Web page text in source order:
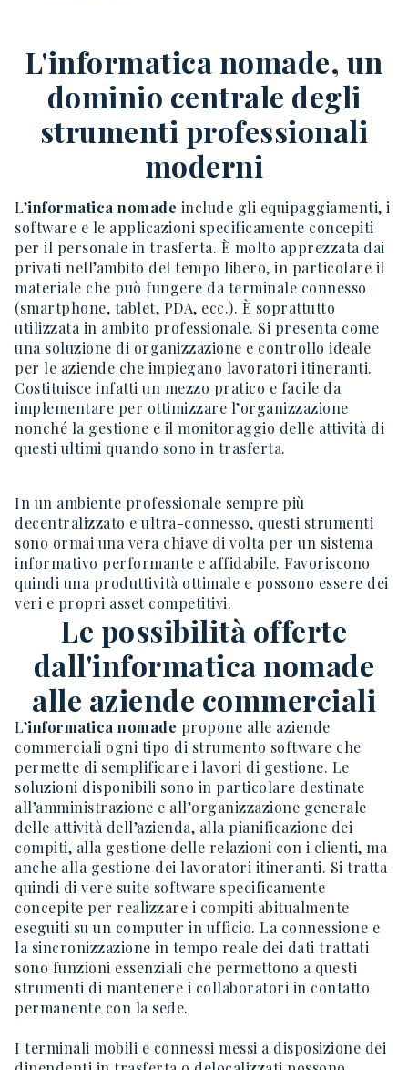
L'informatica nomade, un
dominio centrale degli
strumenti professionali
moderni
L’informatica nomade include gli equipaggiamenti, i
software e le applicazioni specificamente concepiti
per il personale in trasferta. È molto apprezzata dai
privati nell’ambito del tempo libero, in particolare il
materiale che può fungere da terminale connesso
(smartphone, tablet, PDA, ecc.). È soprattutto
utilizzata in ambito professionale. Si presenta come
una soluzione di organizzazione e controllo ideale
per le aziende che impiegano lavoratori itineranti.
Costituisce infatti un mezzo pratico e facile da
implementare per ottimizzare l’organizzazione
nonché la gestione e il monitoraggio delle attività di
questi ultimi quando sono in trasferta.
In un ambiente professionale sempre più
decentralizzato e ultra-connesso, questi strumenti
sono ormai una vera chiave di volta per un sistema
informativo performante e affidabile. Favoriscono
quindi una produttività ottimale e possono essere dei
veri e propri asset competitivi.
Le possibilità offerte
dall'informatica nomade
alle aziende commerciali
L’informatica nomade propone alle aziende
commerciali ogni tipo di strumento software che
permette di semplificare i lavori di gestione. Le
soluzioni disponibili sono in particolare destinate
all’amministrazione e all’organizzazione generale
delle attività dell’azienda, alla pianificazione dei
compiti, alla gestione delle relazioni con i clienti, ma
anche alla gestione dei lavoratori itineranti. Si tratta
quindi di vere suite software specificamente
concepite per realizzare i compiti abitualmente
eseguiti su un computer in ufficio. La connessione e
la sincronizzazione in tempo reale dei dati trattati
sono funzioni essenziali che permettono a questi
strumenti di mantenere i collaboratori in contatto
permanente con la sede.
I terminali mobili e connessi messi a disposizione dei